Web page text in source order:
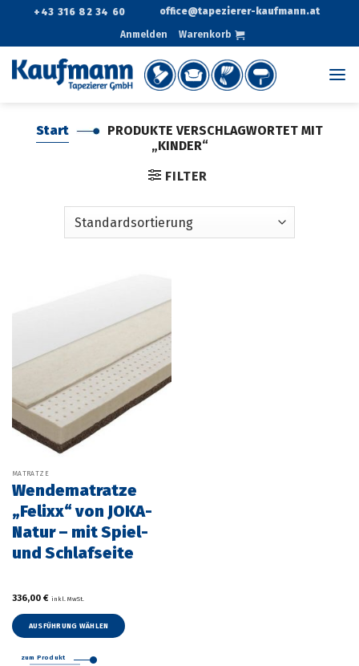
springen
+43 316 82 34 60 office@tapezierer-kaufmann.at
Anmelden Warenkorb
Start
PRODUKTE VERSCHLAGWORTET MIT
„KINDER“
FILTER
MATRATZE
Wendematratze
„Felixx“ von JOKA-
Natur – mit Spiel-
und Schlafseite
336,00 € inkl. MwSt.
AUSFÜHRUNG WÄHLEN
Produkt
zum Produkt